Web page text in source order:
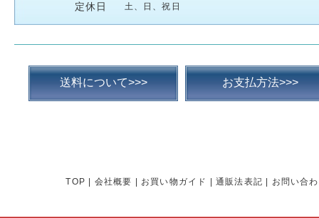
定休日
土、日、祝日
送料について>>> お支払方法>>>
TOP 会社概要 お買い物ガイド 通販法表記 お問い合